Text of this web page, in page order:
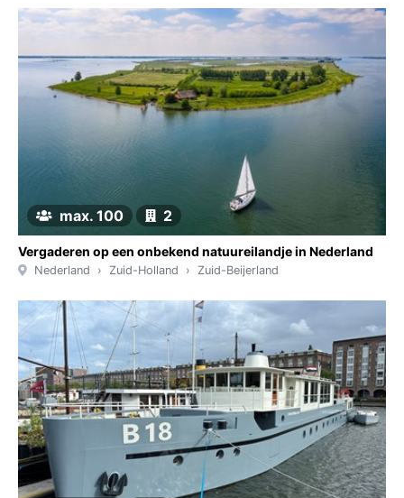
max. 100 2
Vergaderen op een onbekend natuureilandje in Nederland
Nederland Zuid-Holland Zuid-Beijerland